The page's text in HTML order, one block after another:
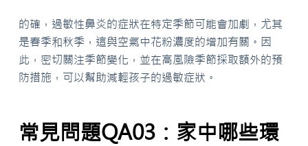
的確，過敏性鼻炎的症狀在特定季節可能會加劇，尤其
是春季和秋季，這與空氣中花粉濃度的增加有關。因
此，密切關注季節變化，並在高風險季節採取額外的預
防措施，可以幫助減輕孩子的過敏症狀。
常見問題QA03：家中哪些環